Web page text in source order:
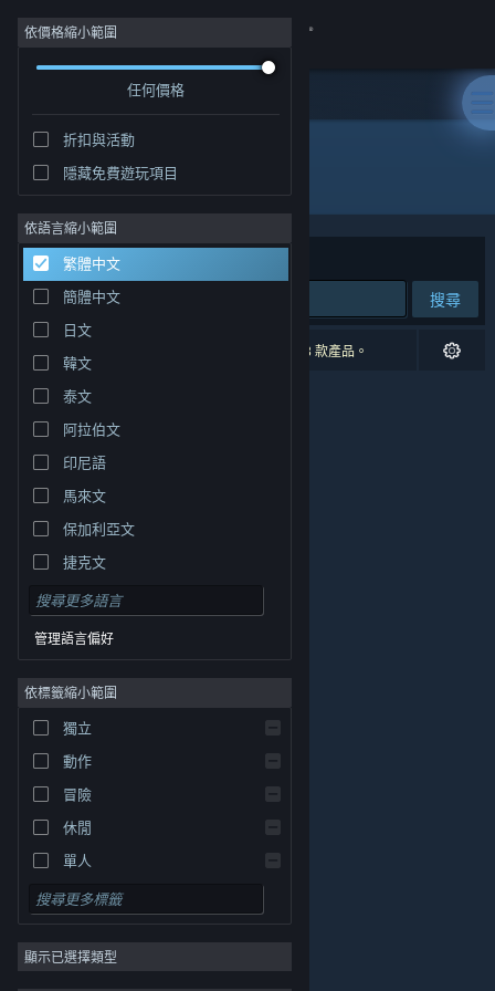
登入
社群
關於
客服
變更語言
取得 Steam 行動應用程式
檢視電腦版網頁
© Valve Corporation. 版權所有。所有商標皆為個別所有
權人在美國與其它國家（地區）之財產。隱私權政策|
法律聲明|輔助功能|Steam 訂戶協議|退款|
Cookie
依價格縮小範圍
任何價格
折扣與活動
隱藏免費遊玩項目
依語言縮小範圍
繁體中文
簡體中文
日文
韓文
泰文
阿拉伯文
印尼語
馬來文
保加利亞文
捷克文
丹麥文
德文
英文
西班牙文 - 西班牙
西班牙文 - 拉丁美洲
希臘文
管理語言偏好
依標籤縮小範圍
獨立
動作
冒險
休閒
單人
模擬
角色扮演
策略
顯示已選擇類型
開發人員: Andrealphus Games
排序依據 相關性
搜尋
0 項相符的搜尋結果。 已根據您的偏好設定排除 3 款產品。